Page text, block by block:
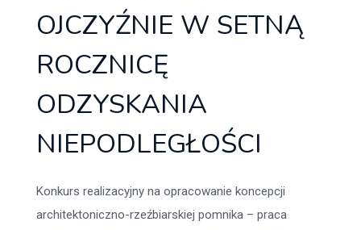
OJCZYŹNIE W SETNĄ
ROCZNICĘ
ODZYSKANIA
NIEPODLEGŁOŚCI
Konkurs realizacyjny na opracowanie koncepcji
architektoniczno-rzeźbiarskiej pomnika – praca